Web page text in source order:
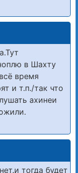
в Шахту
время
и т.п./так что
ахинеи
тогда будет